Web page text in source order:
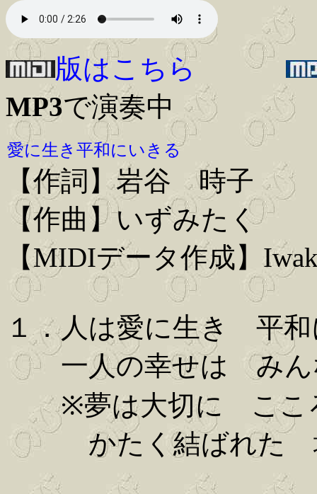
版はこちら
MP3で演奏中
愛に生き平和にいきる
【作詞】岩谷 時子
【作曲】いずみたく
【MIDIデータ作成】
１．人は愛に生き 平和
一人の幸せは みん
※夢は大切に ここ
かたく結ばれた 地